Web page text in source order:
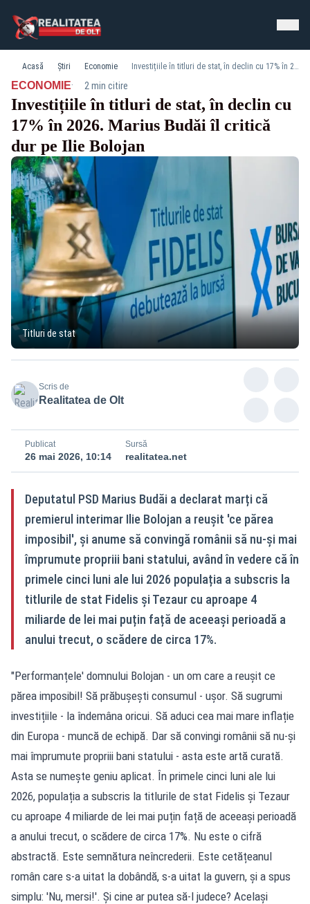
Acasă Știri Economie Investițiile în titluri de stat, în declin cu 17% în 2026. Marius Budăi îl critică dur pe Ilie Bolojan
ECONOMIE· 2 min citire
Investițiile în titluri de stat, în declin cu
17% în 2026. Marius Budăi îl critică
dur pe Ilie Bolojan
Titluri de stat
Scris de
Realitatea de Olt
Publicat
26 mai 2026, 10:14
Sursă
realitatea.net
Deputatul PSD Marius Budăi a declarat marți că
premierul interimar Ilie Bolojan a reușit 'ce părea
imposibil', și anume să convingă românii să nu-și mai
împrumute propriii bani statului, având în vedere că în
primele cinci luni ale lui 2026 populația a subscris la
titlurile de stat Fidelis și Tezaur cu aproape 4
miliarde de lei mai puțin față de aceeași perioadă a
anului trecut, o scădere de circa 17%.
"Performanțele' domnului Bolojan - un om care a reușit ce
părea imposibil! Să prăbușești consumul - ușor. Să sugrumi
investițiile - la îndemâna oricui. Să aduci cea mai mare inflație
din Europa - muncă de echipă. Dar să convingi românii să nu-și
mai împrumute propriii bani statului - asta este artă curată.
Asta se numește geniu aplicat. În primele cinci luni ale lui
2026, populația a subscris la titlurile de stat Fidelis și Tezaur
cu aproape 4 miliarde de lei mai puțin față de aceeași perioadă
a anului trecut, o scădere de circa 17%. Nu este o cifră
abstractă. Este semnătura neîncrederii. Este cetățeanul
român care s-a uitat la dobândă, s-a uitat la guvern, și a spus
simplu: 'Nu, mersi!'. Și cine ar putea să-l judece? Același